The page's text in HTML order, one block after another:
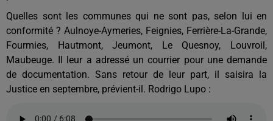
Quelles sont les communes qui ne sont pas, selon lui en
conformité ? Aulnoye-Aymeries, Feignies, Ferrière-La-Grande,
Fourmies, Hautmont, Jeumont, Le Quesnoy, Louvroil,
Maubeuge. Il leur a adressé un courrier pour une demande
de documentation. Sans retour de leur part, il saisira la
Justice en septembre, prévient-il. Rodrigo Lupo :